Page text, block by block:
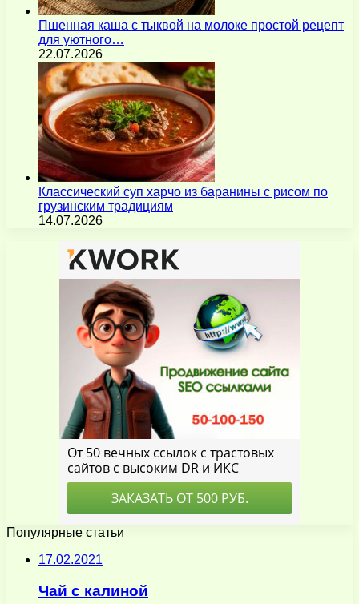
Пшенная каша с тыквой на молоке простой рецепт
для уютного…
22.07.2026
Классический суп харчо из баранины с рисом по
грузинским традициям
14.07.2026
Популярные статьи
17.02.2021
Чай с калиной